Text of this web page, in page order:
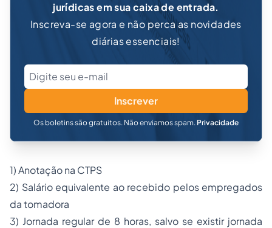
jurídicas em sua caixa de entrada.
Inscreva-se agora e não perca as novidades
diárias essenciais!
Inscrever
Os boletins são gratuitos. Não enviamos spam. Privacidade
1) Anotação na CTPS
2) Salário equivalente ao recebido pelos empregados
da tomadora
3) Jornada regular de 8 horas, salvo se existir jornada